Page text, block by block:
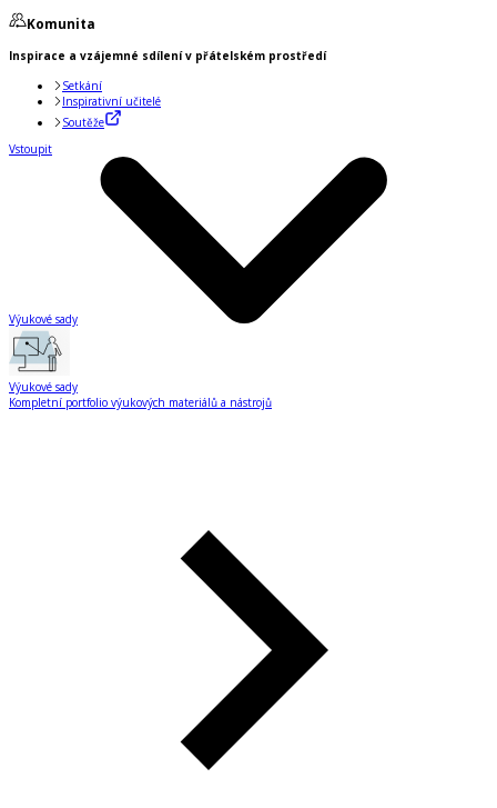
Komunita
Inspirace a vzájemné sdílení v přátelském prostředí
Setkání
Inspirativní učitelé
Soutěže
Vstoupit
Výukové sady
Výukové sady
Kompletní portfolio výukových materiálů a nástrojů